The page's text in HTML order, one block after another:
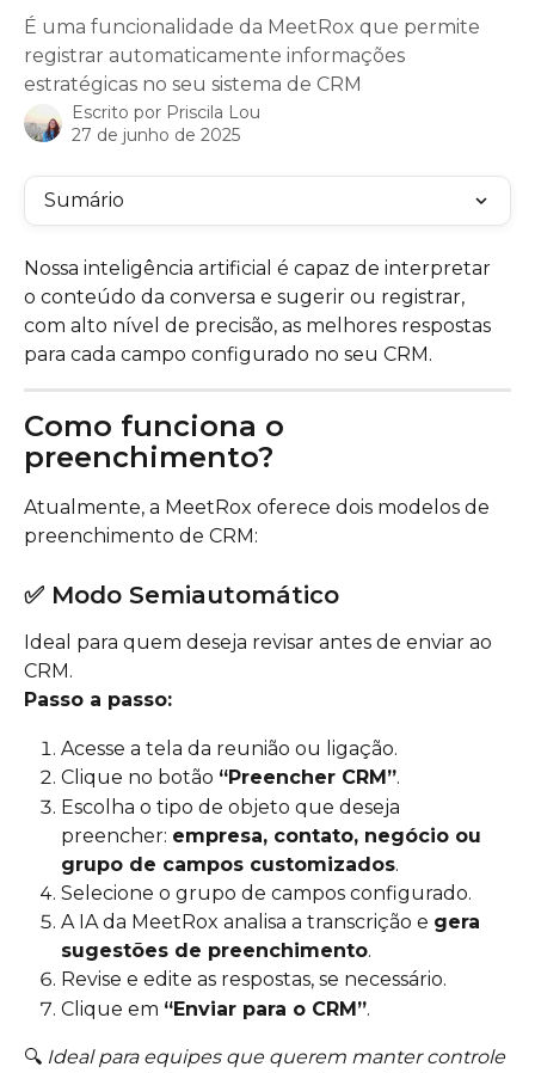
É uma funcionalidade da MeetRox que permite
registrar automaticamente informações
estratégicas no seu sistema de CRM
Escrito por Priscila Lou
27 de junho de 2025
Sumário
Nossa inteligência artificial é capaz de interpretar
o conteúdo da conversa e sugerir ou registrar,
com alto nível de precisão, as melhores respostas
para cada campo configurado no seu CRM.
Como funciona o
preenchimento?
Atualmente, a MeetRox oferece dois modelos de
preenchimento de CRM:
✅ Modo Semiautomático
Ideal para quem deseja revisar antes de enviar ao
CRM.
Passo a passo:
Acesse a tela da reunião ou ligação.
Clique no botão “Preencher CRM”.
Escolha o tipo de objeto que deseja
preencher: empresa, contato, negócio ou
grupo de campos customizados.
Selecione o grupo de campos configurado.
A IA da MeetRox analisa a transcrição e gera
sugestões de preenchimento.
Revise e edite as respostas, se necessário.
Clique em “Enviar para o CRM”.
🔍 Ideal para equipes que querem manter controle